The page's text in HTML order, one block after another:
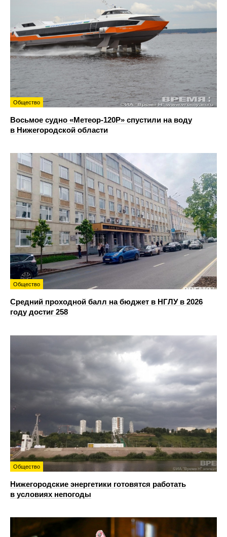
Общество
Восьмое судно «Метеор-120Р» спустили на воду
в Нижегородской области
Общество
Средний проходной балл на бюджет в НГЛУ в 2026
году достиг 258
Общество
Нижегородские энергетики готовятся работать
в условиях непогоды